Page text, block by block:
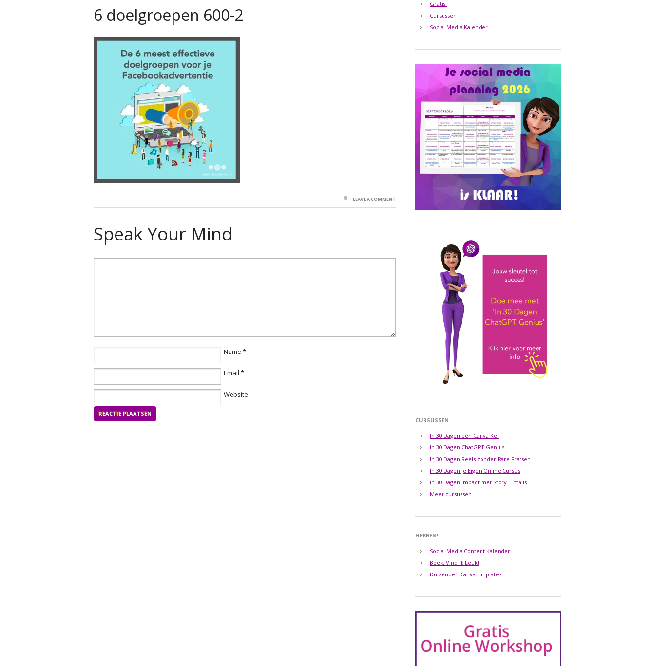
6 doelgroepen 600-2
LEAVE A COMMENT
Speak Your Mind
Name *
Email *
Website
Gratis!
Cursussen
Social Media Kalender
CURSUSSEN
In 30 Dagen een Canva Kei
In 30 Dagen ChatGPT Genius
In 30 Dagen Reels zonder Rare Fratsen
In 30 Dagen je Eigen Online Cursus
In 30 Dagen Impact met Story E-mails
Meer cursussen
HEBBEN!
Social Media Content Kalender
Boek: Vind Ik Leuk!
Duizenden Canva Tmplates